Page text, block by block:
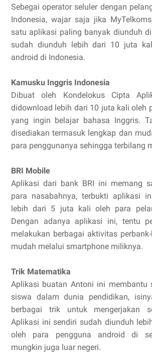
Sebegai operator seluler dengan
Indonesia, wajar saja jika
satu aplikasi paling banyak diunduh
sudah diunduh lebih dari 10 juta
android di Indonesia.
Kamusku Inggris Indonesia
Dibuat oleh Kondelokus Cipta
didownload lebih dari 10 juta kali oleh
yang ingin belajar bahasa Inggris.
disediakan termasuk lengkap dan
para penggunanya sehingga terbilang
BRI Mobile
Aplikasi dari bank BRI ini memang
para nasabahnya, terbukti aplikasi
lebih dari 5 juta kali oleh para
Dengan adanya aplikasi ini, tentu
melakukan berbagai aktivitas
mudah melalui smartphone miliknya.
Trik Matematika
Aplikasi buatan Antoni ini membantu
siswa dalam dunia pendidikan,
berbagai trik untuk mengerjakan
Aplikasi ini sendiri sudah diunduh
oleh para pengguna android di
mungkin juga luar negeri.